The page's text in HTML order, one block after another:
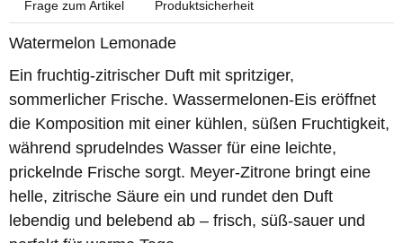
Frage zum Artikel Produktsicherheit
Watermelon Lemonade
Ein fruchtig-zitrischer Duft mit spritziger,
sommerlicher Frische. Wassermelonen-Eis eröffnet
die Komposition mit einer kühlen, süßen Fruchtigkeit,
während sprudelndes Wasser für eine leichte,
prickelnde Frische sorgt. Meyer-Zitrone bringt eine
helle, zitrische Säure ein und rundet den Duft
lebendig und belebend ab – frisch, süß-sauer und